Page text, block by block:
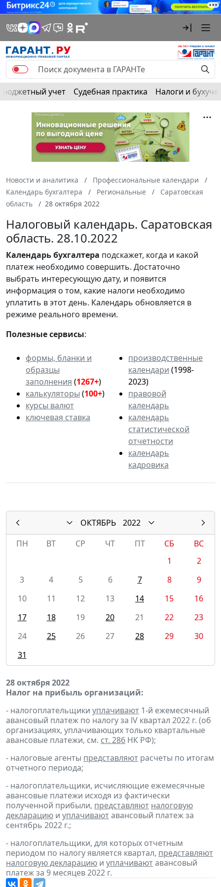
Бюджетный учет Судебная практика Налоги и
Новости и аналитика
Профессиональные календари
Календарь бухгалтера
Региональные
Саратовская
область
28 октября 2022
Налоговый календарь. Саратовская
область. 28.10.2022
Календарьбухгалтера подскажет, когда и какой
платеж необходимо совершить. Достаточно
выбрать интересующую дату, и появится
информация о том, какие налоги необходимо
уплатить в этот день. Календарь обновляется в
режиме реального времени.
Полезные сервисы:
формы, бланки и
образцы
заполнения (1267+)
калькуляторы (100+)
курсы валют
ключевая ставка
производственные
календари (1998-
2023)
правовой
календарь
календарь
статистической
отчетности
календарь
кадровика
ОКТЯБРЬ
2022
ПН
ВТ СР ЧТ ПТ СБ
ВС
1
2
3
4 5 6 7 8
9
10
11 12 13 14 15
16
17
18 19 20 21 22
23
24
25 26 27 28 29
30
31
28 октября 2022
Налог на прибыль организаций:
- налогоплательщики уплачивают 1-й ежемесячный
авансовый платеж по налогу за lV квартал 2022 г. (об
организациях, уплачивающих только квартальные
авансовые платежи, см. ст. 286 НК РФ);
- налоговые агенты представляют расчеты по итогам
отчетного периода;
- налогоплательщики, исчисляющие ежемесячные
авансовые платежи исходя из фактически
полученной прибыли, представляют налоговую
декларацию и уплачиваютавансовый платеж за
сентябрь 2022 г.;
- налогоплательщики, для которых отчетным
периодом по налогу является квартал, представляют
налоговую декларацию и уплачиваютавансовый
платеж за 9 месяцев 2022 г.